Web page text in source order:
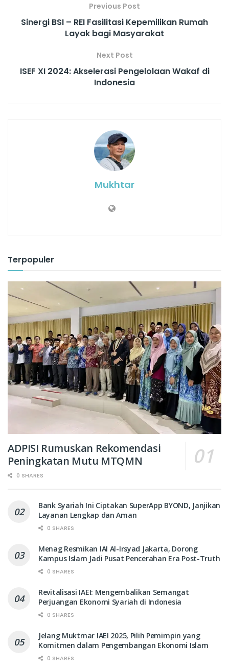
Previous Post
Sinergi BSI – REI Fasilitasi Kepemilikan Rumah
Layak bagi Masyarakat
Next Post
ISEF XI 2024: Akselerasi Pengelolaan Wakaf di
Indonesia
Mukhtar
Terpopuler
ADPISI Rumuskan Rekomendasi
Peningkatan Mutu MTQMN
0 SHARES
Bank Syariah Ini Ciptakan SuperApp BYOND, Janjikan
Layanan Lengkap dan Aman
0 SHARES
Menag Resmikan IAI Al-Irsyad Jakarta, Dorong
Kampus Islam Jadi Pusat Pencerahan Era Post-Truth
0 SHARES
Revitalisasi IAEI: Mengembalikan Semangat
Perjuangan Ekonomi Syariah di Indonesia
0 SHARES
Jelang Muktmar IAEI 2025, Pilih Pemimpin yang
Komitmen dalam Pengembangan Ekonomi Islam
0 SHARES